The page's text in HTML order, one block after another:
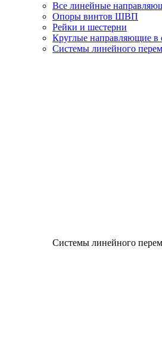
Все линейные
Опоры винтов ШВП
Рейки и шестерни
Круглые направляющие в
Системы линейного
Системы линейного